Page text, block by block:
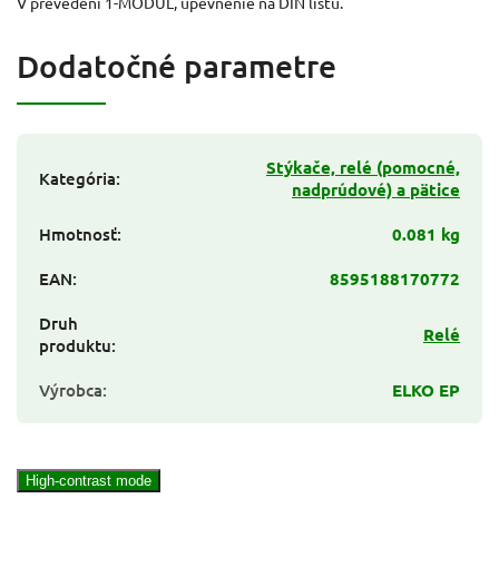
Dodatočné parametre
Kategória:
Stýkače, relé (pomocné,
nadprúdové) a pätice
Hmotnosť:
0.081 kg
EAN:
8595188170772
Druh
produktu: Relé
Výrobca: ELKO EP
High-contrast mode